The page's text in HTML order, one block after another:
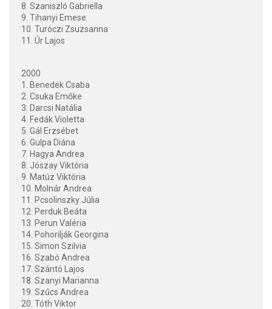
8. Szaniszló Gabriella
9. Tihanyi Emese
10. Turóczi Zsuzsanna
11. Úr Lajos
2000
1. Benedek Csaba
2. Csuka Emőke
3. Darcsi Natália
4. Fedák Violetta
5. Gál Erzsébet
6. Gulpa Diána
7. Hagya Andrea
8. Jószay Viktória
9. Matúz Viktória
10. Molnár Andrea
11. Pcsolinszky Júlia
12. Perduk Beáta
13. Perun Valéria
14. Pohorilják Georgina
15. Simon Szilvia
16. Szabó Andrea
17. Szántó Lajos
18. Szanyi Marianna
19. Szűcs Andrea
20. Tóth Viktor